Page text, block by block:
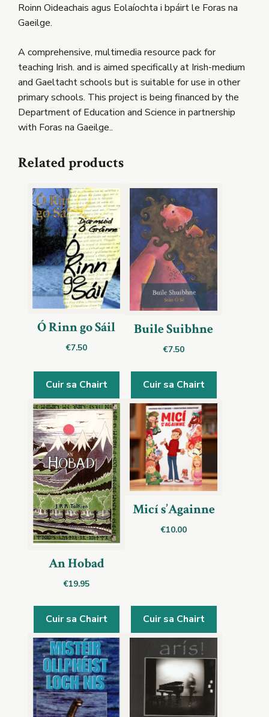
Roinn Oideachais agus Eolaíochta i bpáirt le Foras na
Gaeilge.
A comprehensive, multimedia resource pack for
teaching Irish. and is aimed specifically at Irish-medium
and Gaeltacht schools but is suitable for use in other
primary schools. This project is being financed by the
Department of Education and Science in partnership
with Foras na Gaeilge..
Related products
Ó Rinn go Sáil
€7.50
Cuir sa Chairt
Buile Suibhne
€7.50
Cuir sa Chairt
An Hobad
€19.95
Cuir sa Chairt
Micí s’Againne
€10.00
Cuir sa Chairt